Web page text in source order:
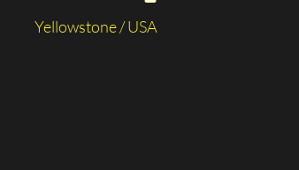
Yellowstone / USA